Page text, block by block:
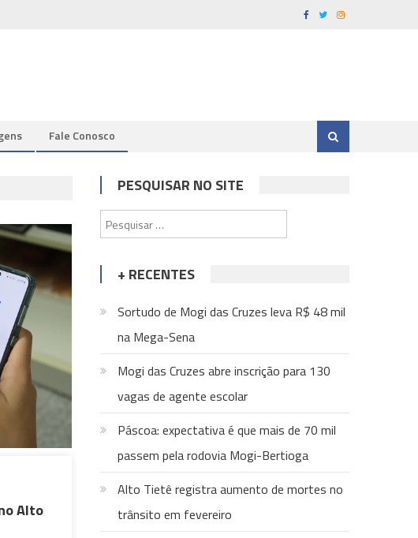
Fale Conosco
Alto
PESQUISAR NO SITE
por:
+ RECENTES
Sortudo de Mogi das Cruzes leva R$ 48 mil
na Mega-Sena
Mogi das Cruzes abre inscrição para 130
vagas de agente escolar
Páscoa: expectativa é que mais de 70 mil
passem pela rodovia Mogi-Bertioga
Alto Tietê registra aumento de mortes no
trânsito em fevereiro